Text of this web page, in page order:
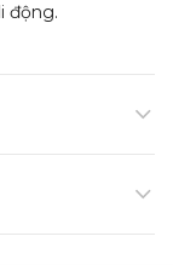
động.